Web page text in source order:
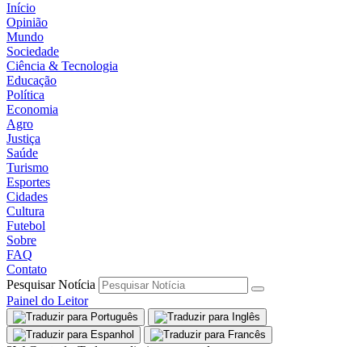
Início
Opinião
Mundo
Sociedade
Ciência & Tecnologia
Educação
Política
Economia
Agro
Justiça
Saúde
Turismo
Esportes
Cidades
Cultura
Futebol
Sobre
FAQ
Contato
Pesquisar Notícia
Painel do Leitor